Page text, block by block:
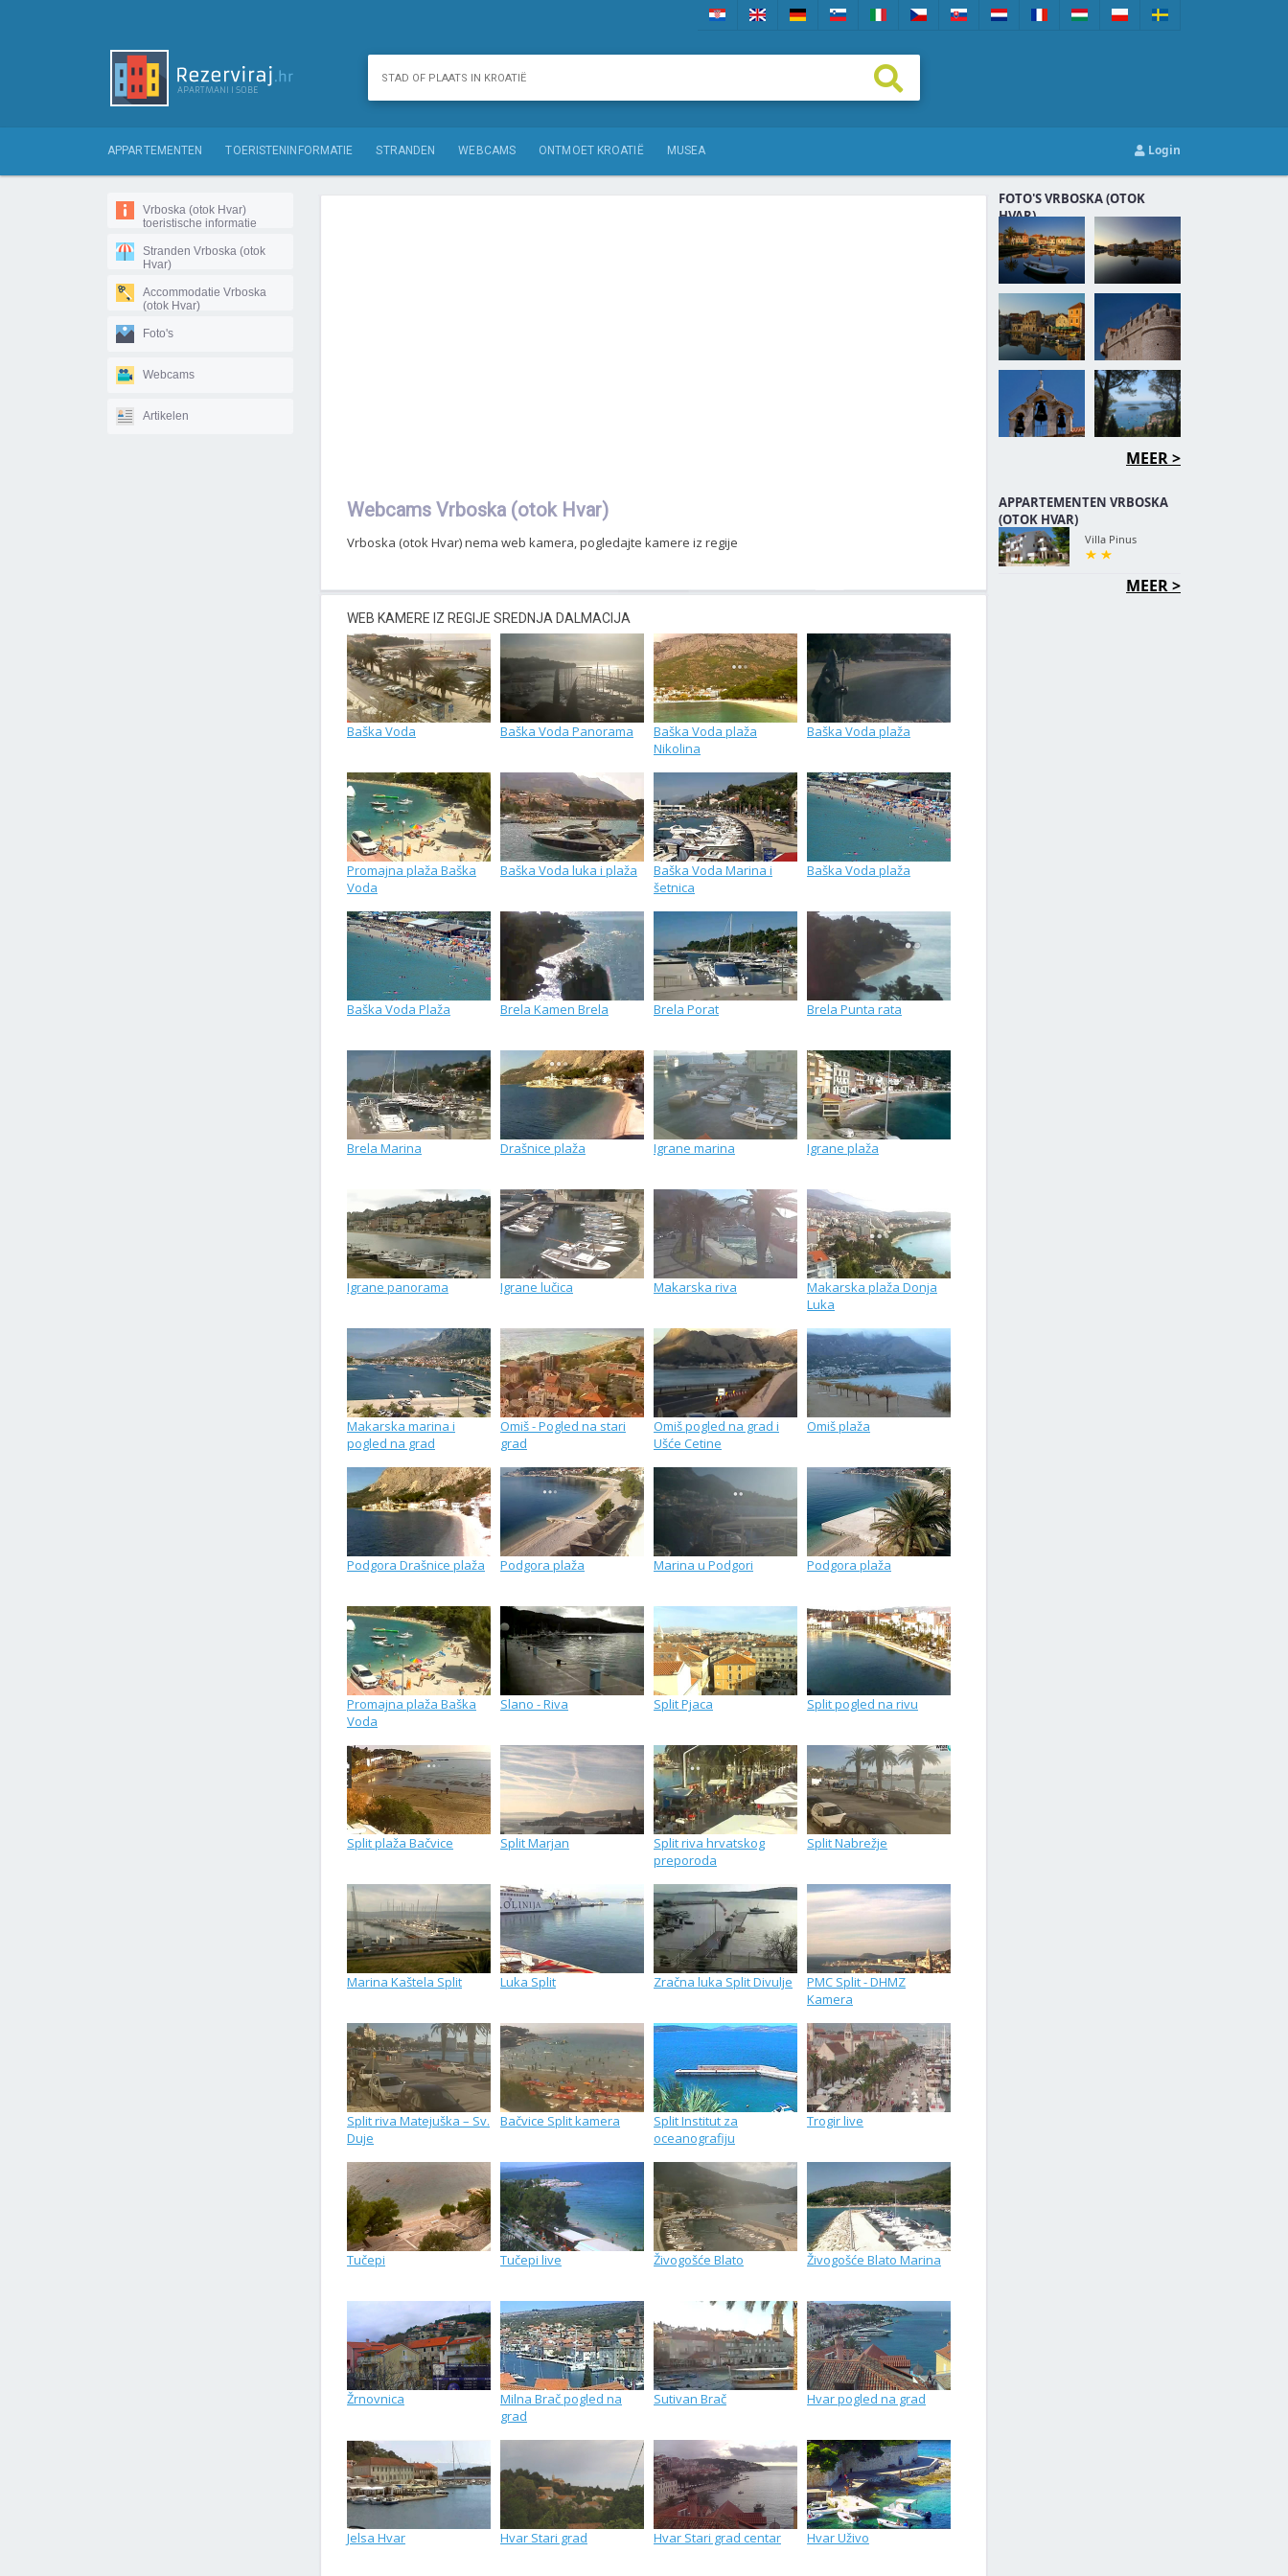
APPARTEMENTEN TOERISTENINFORMATIE STRANDEN WEBCAMS ONTMOET KROATIË MUSEA Login
Vrboska (otok Hvar)
toeristische informatie
Stranden Vrboska (otok
Hvar)
Accommodatie Vrboska
(otok Hvar)
Foto's
Webcams
Artikelen
Webcams Vrboska (otok Hvar)
Vrboska (otok Hvar) nema web kamera, pogledajte kamere iz regije
WEB KAMERE IZ REGIJE SREDNJA DALMACIJA
Baška Voda Baška Voda Panorama
Baška Voda plaža
Nikolina
Baška Voda plaža
Promajna plaža Baška
Voda
Baška Voda luka i plaža
Baška Voda Marina i
šetnica
Baška Voda plaža
Baška Voda Plaža Brela Kamen Brela Brela Porat Brela Punta rata
Brela Marina Drašnice plaža Igrane marina Igrane plaža
Igrane panorama Igrane lučica Makarska riva
Makarska plaža Donja
Luka
Makarska marina i
pogled na grad
Omiš - Pogled na stari
grad
Omiš pogled na grad i
Ušće Cetine
Omiš plaža
Podgora Drašnice plaža Podgora plaža Marina u Podgori Podgora plaža
Promajna plaža Baška
Voda
Slano - Riva Split Pjaca Split pogled na rivu
Split plaža Bačvice Split Marjan
Split riva hrvatskog
preporoda
Split Nabrežje
Marina Kaštela Split Luka Split Zračna luka Split Divulje
PMC Split - DHMZ
Kamera
Split riva Matejuška – Sv.
Duje
Bačvice Split kamera
Split Institut za
oceanografiju
Trogir live
Tučepi Tučepi live Živogošće Blato Živogošće Blato Marina
Žrnovnica
Milna Brač pogled na
grad
Sutivan Brač Hvar pogled na grad
Jelsa Hvar Hvar Stari grad Hvar Stari grad centar Hvar Uživo
FOTO'S VRBOSKA (OTOK
HVAR)
MEER >
APPARTEMENTEN VRBOSKA
(OTOK HVAR)
Villa Pinus
MEER >